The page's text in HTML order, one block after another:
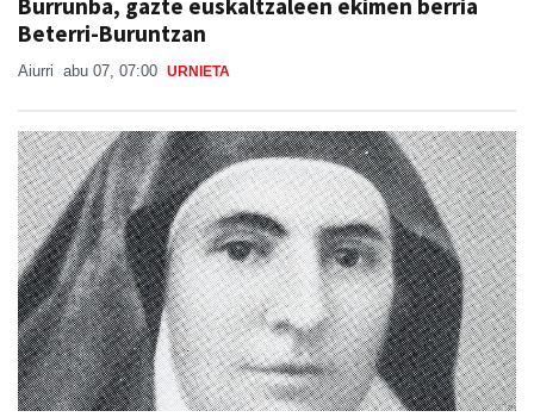
Beterri-Buruntzan
Aiurri abu 07, 07:00 URNIETA